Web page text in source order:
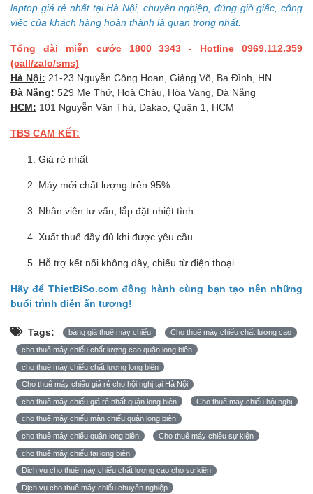
laptop giá rẻ nhất tại Hà Nội, chuyên nghiệp, đúng giờ giấc, công
việc của khách hàng hoàn thành là quan trọng nhất.
Tổng đài miễn cước 1800 3343 - Hotline 0969.112.359
(call/zalo/sms)
Hà Nội: 21-23 Nguyễn Công Hoan, Giảng Võ, Ba Đình, HN
Đà Nẵng: 529 Mẹ Thứ, Hoà Châu, Hòa Vang, Đà Nẵng
HCM: 101 Nguyễn Văn Thủ, Đakao, Quận 1, HCM
TBS CAM KẾT:
Giá rẻ nhất
Máy mới chất lượng trên 95%
Nhân viên tư vấn, lắp đặt nhiệt tình
Xuất thuế đầy đủ khi được yêu cầu
Hỗ trợ kết nối không dây, chiếu từ điện thoại...
Hãy để ThietBiSo.com đồng hành cùng bạn tạo nên những
buổi trình diễn ấn tượng!
Tags: bảng giá thuê máy chiếu Cho thuê máy chiếu chất lượng cao
cho thuê máy chiếu chất lượng cao quận long biên
cho thuê máy chiếu chất lượng long biên
Cho thuê máy chiếu giá rẻ cho hội nghị tại Hà Nội
cho thuê máy chiếu giá rẻ nhất quận long biên Cho thuê máy chiếu hội nghị
cho thuê máy chiếu màn chiếu quận long biên
cho thuê máy chiếu quận long biên Cho thuê máy chiếu sự kiện
cho thuê máy chiếu tại long biên
Dịch vụ cho thuê máy chiếu chất lượng cao cho sự kiện
Dịch vụ cho thuê máy chiếu chuyên nghiệp